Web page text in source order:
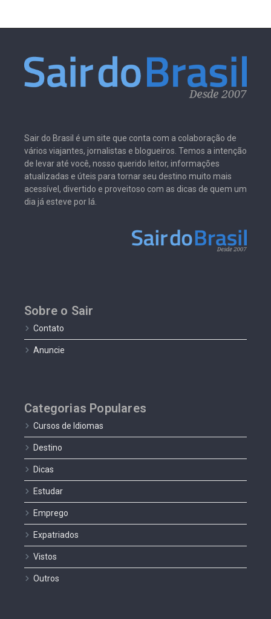
Sair do Brasil é um site que conta com a colaboração de
vários viajantes, jornalistas e blogueiros. Temos a intenção
de levar até você, nosso querido leitor, informações
atualizadas e úteis para tornar seu destino muito mais
acessível, divertido e proveitoso com as dicas de quem um
dia já esteve por lá.
Sobre o Sair
Contato
Anuncie
Categorias Populares
Cursos de Idiomas
Destino
Dicas
Estudar
Emprego
Expatriados
Vistos
Outros